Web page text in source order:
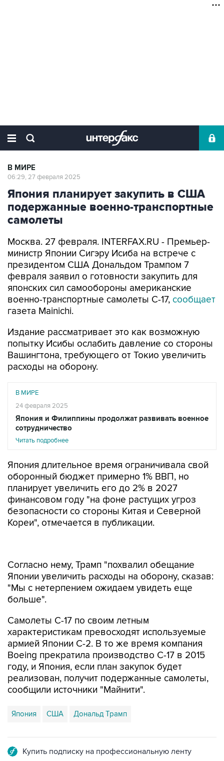
В МИРЕ
06:29, 27 февраля 2025
Япония планирует закупить в США
подержанные военно-транспортные
самолеты
Москва. 27 февраля. INTERFAX.RU - Премьер-
министр Японии Сигэру Исиба на встрече с
президентом США Дональдом Трампом 7
февраля заявил о готовности закупить для
японских сил самообороны американские
военно-транспортные самолеты С-17, сообщает
газета Mainichi.
Издание рассматривает это как возможную
попытку Исибы ослабить давление со стороны
Вашингтона, требующего от Токио увеличить
расходы на оборону.
В МИРЕ
24 февраля 2025
Япония и Филиппины продолжат развивать военное
сотрудничество
Читать подробнее
Япония длительное время ограничивала свой
оборонный бюджет примерно 1% ВВП, но
планирует увеличить его до 2% в 2027
финансовом году "на фоне растущих угроз
безопасности со стороны Китая и Северной
Кореи", отмечается в публикации.
"Мы с нетерпением ожидаем увидеть еще
больше".
Самолеты С-17 по своим летным
армией Японии С-2. В то же время компания
Boeing прекратила производство C-17 в 2015
году, и Япония, если план закупок будет
реализован, получит подержанные самолеты,
сообщили источники "Майнити".
Япония США Дональд Трамп
Подписаться на рассылку главных новостей сайта